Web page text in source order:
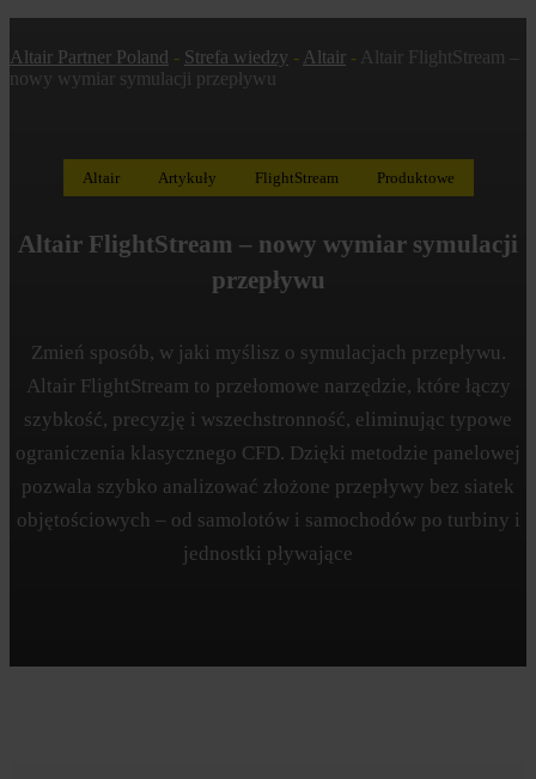
Altair Partner Poland - Strefa wiedzy - Altair - Altair FlightStream –
nowy wymiar symulacji przepływu
Altair Artykuły FlightStream Produktowe
Altair FlightStream – nowy wymiar symulacji
przepływu
Zmień sposób, w jaki myślisz o symulacjach przepływu.
Altair FlightStream to przełomowe narzędzie, które łączy
szybkość, precyzję i wszechstronność, eliminując typowe
ograniczenia klasycznego CFD. Dzięki metodzie panelowej
pozwala szybko analizować złożone przepływy bez siatek
objętościowych – od samolotów i samochodów po turbiny i
jednostki pływające